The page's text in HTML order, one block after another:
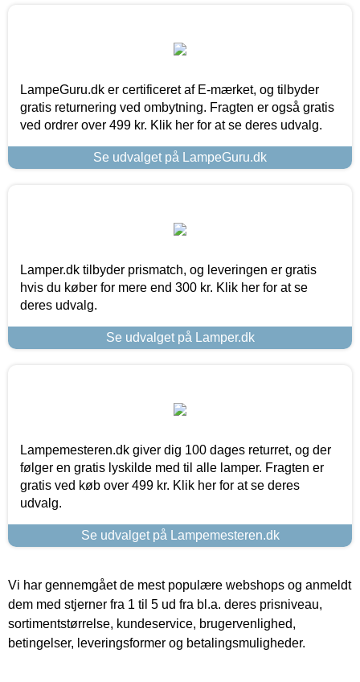
LampeGuru.dk er certificeret af E-mærket, og tilbyder
gratis returnering ved ombytning. Fragten er også gratis
ved ordrer over 499 kr. Klik her for at se deres udvalg.
Se udvalget på LampeGuru.dk
Lamper.dk tilbyder prismatch, og leveringen er gratis
hvis du køber for mere end 300 kr. Klik her for at se
deres udvalg.
Se udvalget på Lamper.dk
Lampemesteren.dk giver dig 100 dages returret, og der
følger en gratis lyskilde med til alle lamper. Fragten er
gratis ved køb over 499 kr. Klik her for at se deres
udvalg.
Se udvalget på Lampemesteren.dk
Vi har gennemgået de mest populære webshops og anmeldt
dem med stjerner fra 1 til 5 ud fra bl.a. deres prisniveau,
sortimentstørrelse, kundeservice, brugervenlighed,
betingelser, leveringsformer og betalingsmuligheder.